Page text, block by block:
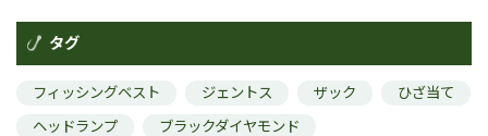
タグ
フィッシングベスト ジェントス ザック
ひざ当て
ヘッドランプ
ブラックダイヤモンド